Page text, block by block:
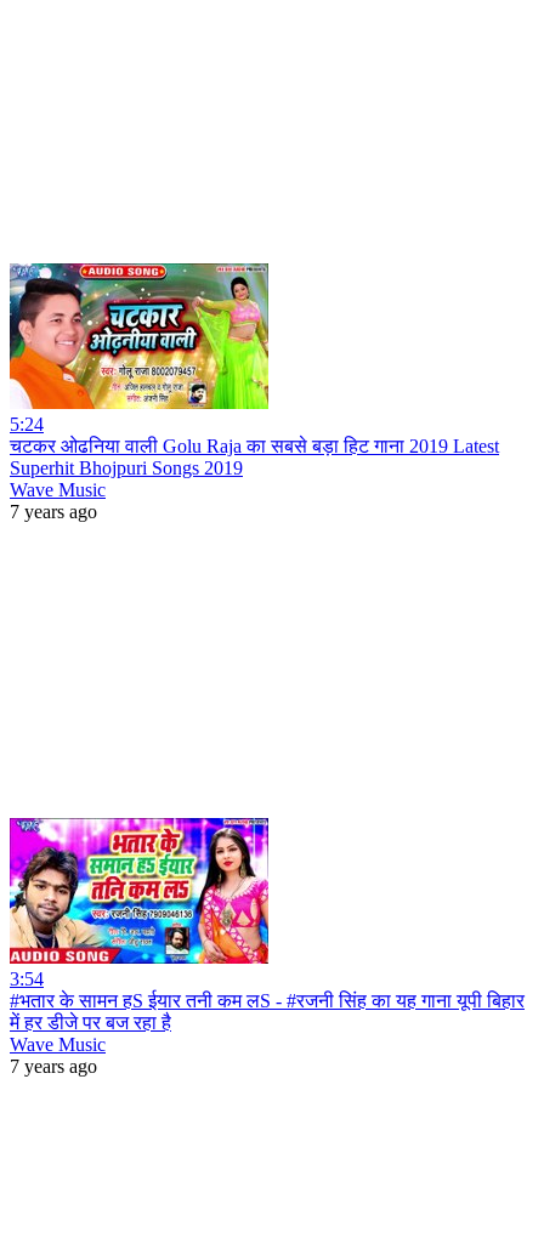
5:24
चटकर ओढनिया वाली Golu Raja का सबसे बड़ा हिट गाना 2019 Latest
Superhit Bhojpuri Songs 2019
Wave Music
7 years ago
3:54
#भतार के सामन हS ईयार तनी कम लS - #रजनी सिंह का यह गाना यूपी बिहार
में हर डीजे पर बज रहा है
Wave Music
7 years ago